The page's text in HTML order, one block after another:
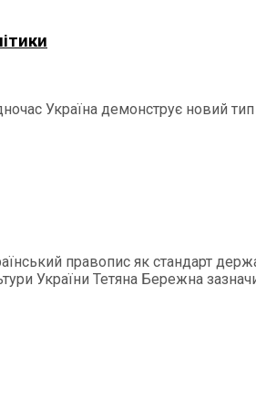
Україна демонструє новий
правопис як стандарт
України Тетяна Бережна